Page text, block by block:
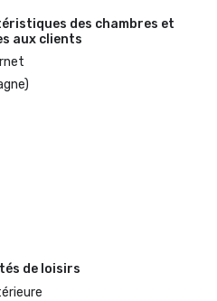
des chambres et
aux clients
de loisirs